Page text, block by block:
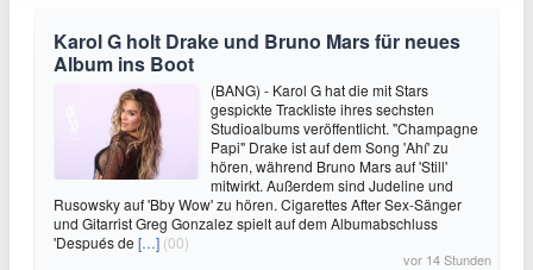
Karol G holt Drake und Bruno Mars für neues
Album ins Boot
(BANG) - Karol G hat die mit Stars
gespickte Trackliste ihres sechsten
Studioalbums veröffentlicht. "Champagne
Papi" Drake ist auf dem Song 'Ahí' zu
hören, während Bruno Mars auf 'Still'
mitwirkt. Außerdem sind Judeline und
Rusowsky auf 'Bby Wow' zu hören. Cigarettes After Sex-Sänger
und Gitarrist Greg Gonzalez spielt auf dem Albumabschluss
'Después de […] (00)
vor 14 Stunden